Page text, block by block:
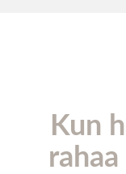
Kun